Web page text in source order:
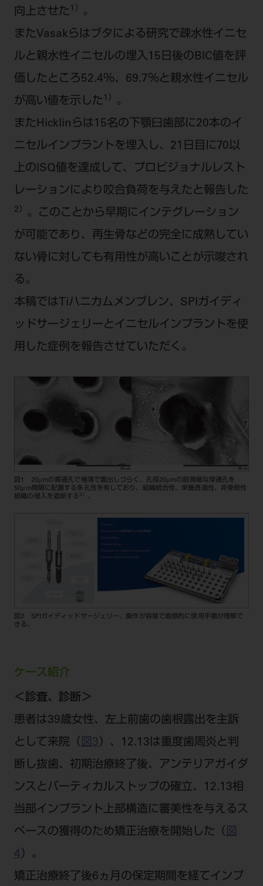
向上させた 1）
。
またVasakらはブタによる研究で疎水性イニセ
ルと親水性イニセルの埋入15日後のBIC値を評
価したところ52.4％、69.7％と親水性イニセル
が高い値を示した 1）
。
またHicklinらは15名の下顎臼歯部に20本のイ
ニセルインプラントを埋入し、21日目に70以
上のISQ値を達成して、プロビジョナルレスト
レーションにより咬合負荷を与えたと報告した
2）
。このことから早期にインテグレーション
が可能であり、再生骨などの完全に成熟してい
ない骨に対しても有用性が高いことが示唆され
る。
本稿ではTiハニカムメンブレン、SPIガイディ
ッドサージェリーとイニセルインプラントを使
用した症例を報告させていただく。
図1 20μmの貫通孔で極薄で露出しづらく、孔径20μmの超微細な穿通孔を
50μm間隔に配置する多孔性を有しており、組織統合性、栄養透過性、非骨原性
組織の侵入を遮断する 3） 。
図2 SPIガイディッドサージェリー、操作が容易で直感的に使用手順が理解で
きる。
ケース紹介
＜診査、診断＞
患者は39歳女性、左上前歯の歯根露出を主訴
として来院（ 図3 ）、12.13は重度歯周炎と判
断し抜歯、初期治療終了後、アンテリアガイダ
ンスとバーティカルストップの確立、12.13相
当部インプラント上部構造に審美性を与えるス
ペースの獲得のため矯正治療を開始した（ 図
4）。
矯正治療終了後6ヵ月の保定期間を経てインプ